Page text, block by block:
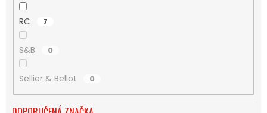
RC 7
S&B 0
Sellier & Bellot 0